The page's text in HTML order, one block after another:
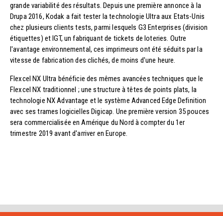
grande variabilité des résultats. Depuis une première annonce à la
Drupa 2016, Kodak a fait tester la technologie Ultra aux Etats-Unis
chez plusieurs clients tests, parmi lesquels G3 Enterprises (division
étiquettes) et IGT, un fabriquant de tickets de loteries. Outre
l'avantage environnemental, ces imprimeurs ont été séduits par la
vitesse de fabrication des clichés, de moins d'une heure.
Flexcel NX Ultra bénéficie des mêmes avancées techniques que le
Flexcel NX traditionnel ; une structure à têtes de points plats, la
technologie NX Advantage et le système Advanced Edge Definition
avec ses trames logicielles Digicap. Une première version 35 pouces
sera commercialisée en Amérique du Nord à compter du 1er
trimestre 2019 avant d'arriver en Europe.